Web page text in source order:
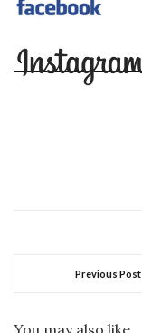
Previous Post